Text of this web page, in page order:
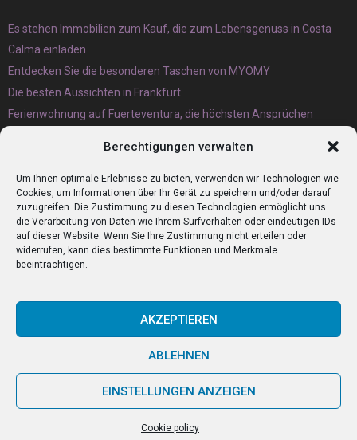
Berechtigungen verwalten
Um Ihnen optimale Erlebnisse zu bieten, verwenden wir Technologien wie
Cookies, um Informationen über Ihr Gerät zu speichern und/oder darauf
zuzugreifen. Die Zustimmung zu diesen Technologien ermöglicht uns
die Verarbeitung von Daten wie Ihrem Surfverhalten oder eindeutigen IDs
auf dieser Website. Wenn Sie Ihre Zustimmung nicht erteilen oder
widerrufen, kann dies bestimmte Funktionen und Merkmale
beeinträchtigen.
AKZEPTIEREN
ABLEHNEN
EINSTELLUNGEN ANZEIGEN
Cookie policy
Es stehen Immobilien zum Kauf, die zum Lebensgenuss in Costa
Calma einladen
Entdecken Sie die besonderen Taschen von MYOMY
Die besten Aussichten in Frankfurt
Ferienwohnung auf Fuerteventura, die höchsten Ansprüchen
Eternit Wellplatten Entsorgung lieber heute als morgen erledigen
lassen
Contact